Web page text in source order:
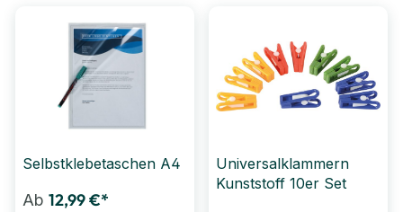
Selbstklebetaschen A4
Ab 12,99 €*
Universalklammern
Kunststoff 10er Set